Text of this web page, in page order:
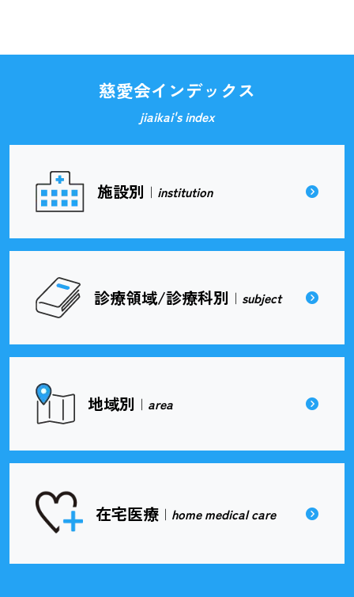
慈愛会インデックス
jiaikai's index
施設別 ｜ institution
診療領域/診療科別 ｜ subject
地域別 ｜ area
在宅医療 ｜ home medical care